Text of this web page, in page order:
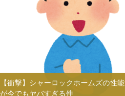
【衝撃】シャーロックホームズの性能
が今でもヤバすぎる件